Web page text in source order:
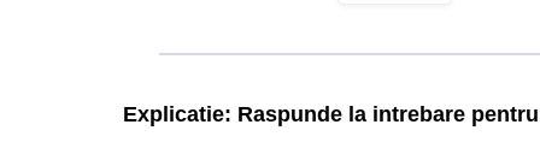
Explicatie: Raspunde la intrebare